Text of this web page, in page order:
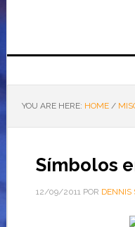
YOU ARE HERE: HOME /
Símbolos
12/09/2011POR DENNIS